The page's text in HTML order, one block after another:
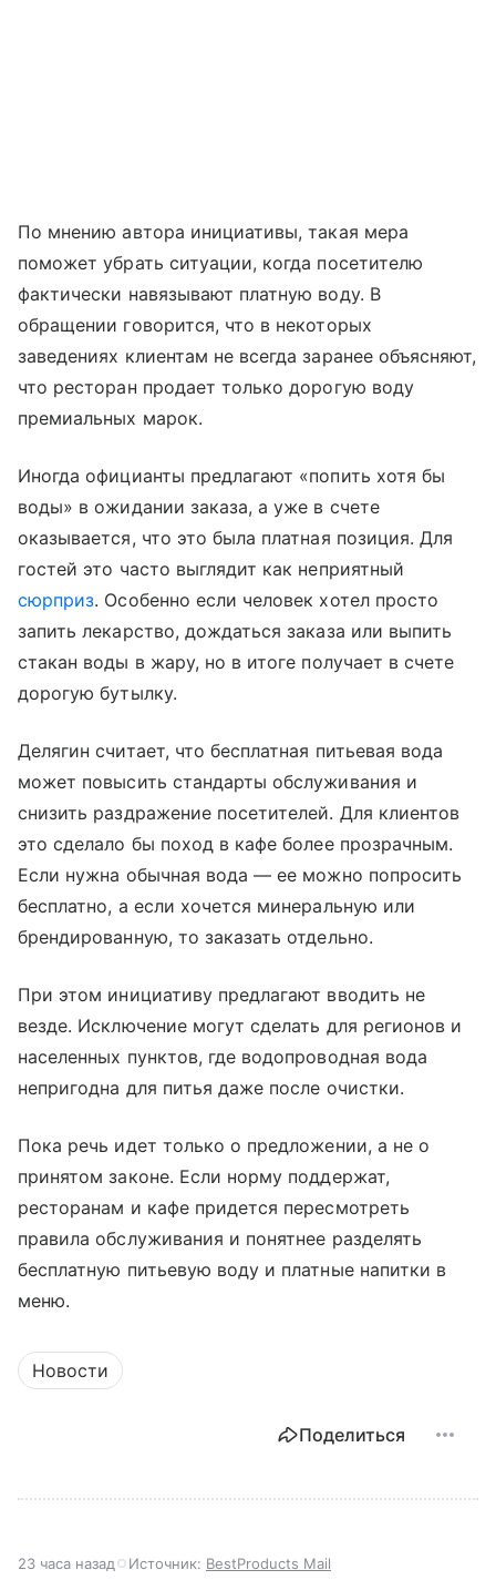
По мнению автора инициативы, такая мера
поможет убрать ситуации, когда посетителю
фактически навязывают платную воду. В
обращении говорится, что в некоторых
заведениях клиентам не всегда заранее объясняют,
что ресторан продает только дорогую воду
премиальных марок.
Иногда официанты предлагают «попить хотя бы
воды» в ожидании заказа, а уже в счете
оказывается, что это была платная позиция. Для
гостей это часто выглядит как неприятный
сюрприз. Особенно если человек хотел просто
запить лекарство, дождаться заказа или выпить
стакан воды в жару, но в итоге получает в счете
дорогую бутылку.
Делягин считает, что бесплатная питьевая вода
может повысить стандарты обслуживания и
снизить раздражение посетителей. Для клиентов
это сделало бы поход в кафе более прозрачным.
Если нужна обычная вода — ее можно попросить
бесплатно, а если хочется минеральную или
брендированную, то заказать отдельно.
При этом инициативу предлагают вводить не
везде. Исключение могут сделать для регионов и
населенных пунктов, где водопроводная вода
непригодна для питья даже после очистки.
Пока речь идет только о предложении, а не о
принятом законе. Если норму поддержат,
ресторанам и кафе придется пересмотреть
правила обслуживания и понятнее разделять
бесплатную питьевую воду и платные напитки в
меню.
Новости
Поделиться
23 часа назад Источник: BestProducts Mail